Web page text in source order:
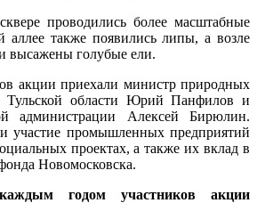
проводились более масштабные
аллее также появились липы, а возле
высажены голубые ели.
акции приехали министр природных
Тульской области Юрий Панфилов и
администрации Алексей Бирюлин.
участие промышленных предприятий
проектах, а также их вклад в
Новомосковска.
годом участников акции